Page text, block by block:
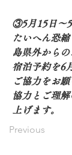
③5月15日～5
たいへん恐
島県外から
宿泊予約を6
ご協力をお
協力とご理
上げます。
Previous